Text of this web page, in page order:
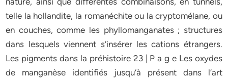
telle la hollandite, la romanéchite ou la cryptomélane, ou
en couches, comme les phyllomanganates ; structures
dans lesquels viennent s’insérer les cations étrangers.
Les pigments dans la préhistoire 23 | P a g e Les oxydes
de manganèse identifiés jusqu’à présent dans l’art